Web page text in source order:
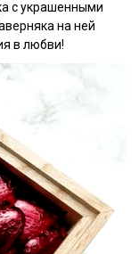
с украшенными
на ней
в любви!